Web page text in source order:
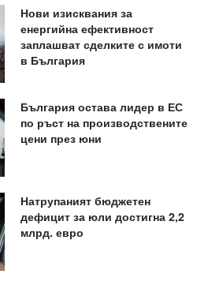
Нови изисквания за
енергийна ефективност
заплашват сделките с имоти
в България
България остава лидер в ЕС
по ръст на производствените
цени през юни
Натрупаният бюджетен
дефицит за юли достигна 2,2
млрд. евро